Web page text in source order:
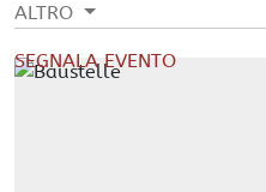
ALTRO
SEGNALA EVENTO